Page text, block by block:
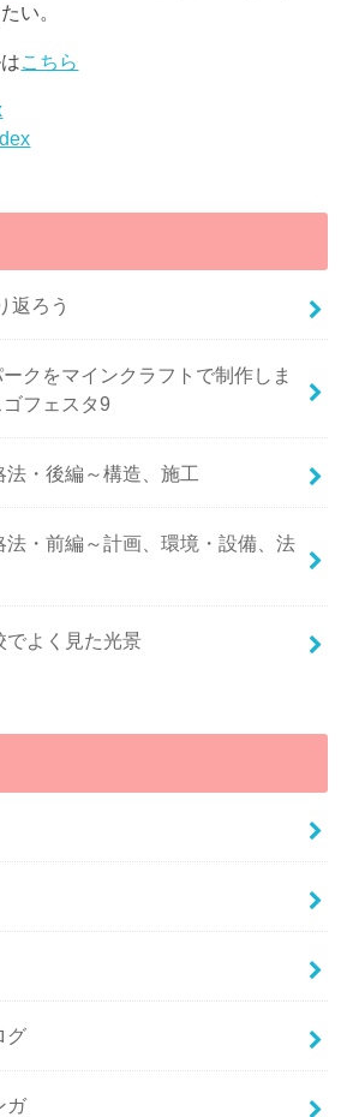
い。
こちら
返ろう
クをマインクラフトで制作しま
フェスタ9
法・後編～構造、施工
法・前編～計画、環境・設備、法
でよく見た光景
グ
ガ